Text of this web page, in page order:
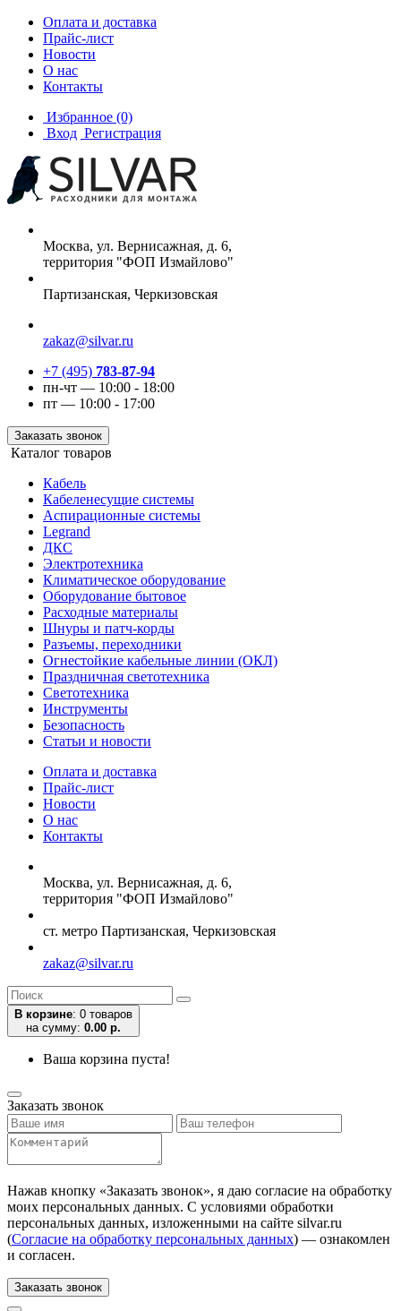
Оплата и доставка
Прайс-лист
Новости
О нас
Контакты
Избранное (0)
Вход Регистрация
Москва, ул. Вернисажная, д. 6,
территория "ФОП Измайлово"
Партизанская, Черкизовская
zakaz@silvar.ru
+7 (495) 783-87-94
пн-чт — 10:00 - 18:00
пт — 10:00 - 17:00
Заказать звонок
Каталог товаров
Кабель
Кабеленесущие системы
Аспирационные системы
Legrand
ДКС
Электротехника
Климатическое оборудование
Оборудование бытовое
Расходные материалы
Шнуры и патч-корды
Разъемы, переходники
Огнестойкие кабельные линии (ОКЛ)
Праздничная светотехника
Светотехника
Инструменты
Безопасность
Статьи и новости
Оплата и доставка
Прайс-лист
Новости
О нас
Контакты
Москва, ул. Вернисажная, д. 6,
территория "ФОП Измайлово"
ст. метро Партизанская, Черкизовская
zakaz@silvar.ru
В корзине: 0 товаров
на сумму: 0.00 р.
Ваша корзина пуста!
Заказать звонок
Нажав кнопку «Заказать звонок», я даю согласие на обработку
моих персональных данных. С условиями обработки
персональных данных, изложенными на сайте silvar.ru
(Согласие на обработку персональных данных) — ознакомлен
и согласен.
Заказать звонок